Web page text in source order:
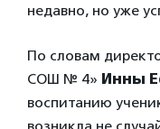
недавно, но уже
По словам
СОШ № 4» Инны
воспитанию